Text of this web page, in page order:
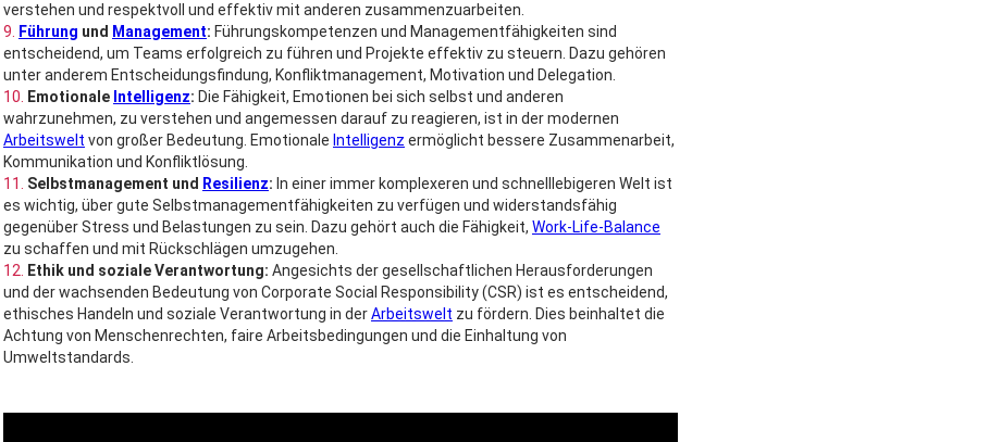
verstehen und respektvoll und effektiv mit anderen zusammenzuarbeiten.
Führung und Management: Führungskompetenzen und Managementfähigkeiten sind
entscheidend, um Teams erfolgreich zu führen und Projekte effektiv zu steuern. Dazu gehören
unter anderem Entscheidungsfindung, Konfliktmanagement, Motivation und Delegation.
Emotionale Intelligenz: Die Fähigkeit, Emotionen bei sich selbst und anderen
wahrzunehmen, zu verstehen und angemessen darauf zu reagieren, ist in der modernen
Arbeitswelt von großer Bedeutung. Emotionale Intelligenz ermöglicht bessere Zusammenarbeit,
Kommunikation und Konfliktlösung.
Selbstmanagement und Resilienz: In einer immer komplexeren und schnelllebigeren Welt ist
es wichtig, über gute Selbstmanagementfähigkeiten zu verfügen und widerstandsfähig
gegenüber Stress und Belastungen zu sein. Dazu gehört auch die Fähigkeit, Work-Life-Balance
zu schaffen und mit Rückschlägen umzugehen.
Ethik und soziale Verantwortung: Angesichts der gesellschaftlichen Herausforderungen
und der wachsenden Bedeutung von Corporate Social Responsibility (CSR) ist es entscheidend,
ethisches Handeln und soziale Verantwortung in derArbeitswelt zu fördern. Dies beinhaltet die
Achtung von Menschenrechten, faire Arbeitsbedingungen und die Einhaltung von
Umweltstandards.